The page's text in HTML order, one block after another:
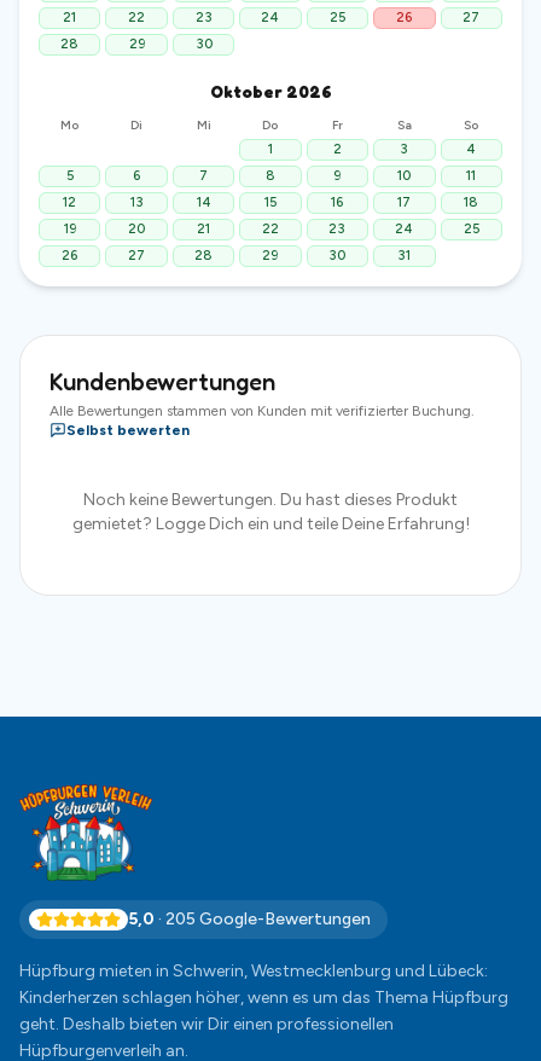
21
22 23 24 25 26
27
28
29 30
Oktober 2026
Mo Di Mi Do Fr Sa
So
1
2 3
4
5
6 7 8 9 10
11
12
13 14 15 16 17
18
19
20 21 22 23 24
25
26
27 28 29 30 31
Kundenbewertungen
Alle Bewertungen stammen von Kunden mit verifizierter Buchung.
Selbst bewerten
Noch keine Bewertungen. Du hast dieses Produkt
gemietet? Logge Dich ein und teile Deine Erfahrung!
5,0 · 205 Google-Bewertungen
Hüpfburg mieten in Schwerin, Westmecklenburg und Lübeck:
Kinderherzen schlagen höher, wenn es um das Thema Hüpfburg
geht. Deshalb bieten wir Dir einen professionellen
Hüpfburgenverleih an.